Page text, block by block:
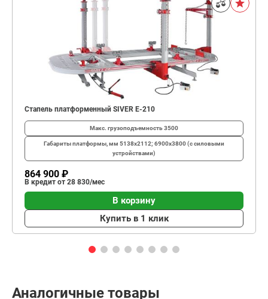
Стапель платформенный SIVER E-210
Макс. грузоподъемность3500
Габариты платформы, мм 5138х2112; 6900х3800 (с силовыми
устройствами)
864 900 ₽
В кредит от 28 830/мес
В корзину
Купить в 1 клик
Аналогичные товары